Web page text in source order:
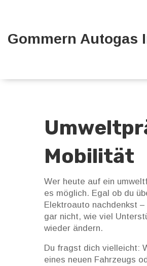
Gommern Autogas
Mobilität
Wer heute auf ein
es möglich. Egal ob du
Elektroauto nachdenkst
gar nicht, wie viel
wieder ändern.
Du fragst dich vielleicht:
eines neuen Fahrzeugs